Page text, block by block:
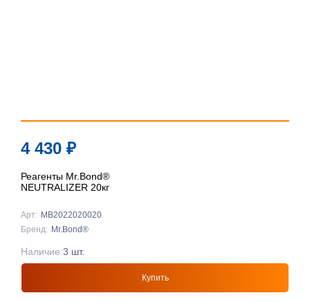
4 430 ₽
Реагенты Mr.Bond®
NEUTRALIZER 20кг
Арт: MB2022020020
Бренд: Mr.Bond®
Купить
Наличие:3 шт.